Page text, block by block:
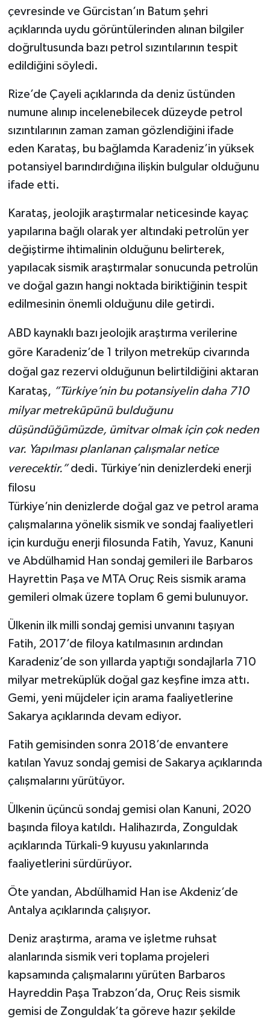
çevresinde ve Gürcistan’ın Batum şehri
açıklarında uydu görüntülerinden alınan bilgiler
doğrultusunda bazı petrol sızıntılarının tespit
edildiğini söyledi.
Rize’de Çayeli açıklarında da deniz üstünden
numune alınıp incelenebilecek düzeyde petrol
sızıntılarının zaman zaman gözlendiğini ifade
eden Karataş, bu bağlamda Karadeniz’in yüksek
potansiyel barındırdığına ilişkin bulgular olduğunu
ifade etti.
Karataş, jeolojik araştırmalar neticesinde kayaç
yapılarına bağlı olarak yer altındaki petrolün yer
değiştirme ihtimalinin olduğunu belirterek,
yapılacak sismik araştırmalar sonucunda petrolün
ve doğal gazın hangi noktada biriktiğinin tespit
edilmesinin önemli olduğunu dile getirdi.
ABD kaynaklı bazı jeolojik araştırma verilerine
göre Karadeniz’de 1 trilyon metreküp civarında
doğal gaz rezervi olduğunun belirtildiğini aktaran
Karataş, “Türkiye’nin bu potansiyelin daha 710
milyar metreküpünü bulduğunu
düşündüğümüzde, ümitvar olmak için çok neden
var. Yapılması planlanan çalışmalar netice
verecektir.”dedi. Türkiye’nin denizlerdeki enerji
filosu
Türkiye’nin denizlerde doğal gaz ve petrol arama
çalışmalarına yönelik sismik ve sondaj faaliyetleri
için kurduğu enerji filosunda Fatih, Yavuz, Kanuni
ve Abdülhamid Han sondaj gemileri ile Barbaros
Hayrettin Paşa ve MTA Oruç Reis sismik arama
gemileri olmak üzere toplam 6 gemi bulunuyor.
Ülkenin ilk milli sondaj gemisi unvanını taşıyan
Fatih, 2017’de filoya katılmasının ardından
Karadeniz’de son yıllarda yaptığı sondajlarla 710
milyar metreküplük doğal gaz keşfine imza attı.
Gemi, yeni müjdeler için arama faaliyetlerine
Sakarya açıklarında devam ediyor.
Fatih gemisinden sonra 2018’de envantere
katılan Yavuz sondaj gemisi de Sakarya açıklarında
çalışmalarını yürütüyor.
Ülkenin üçüncü sondaj gemisi olan Kanuni, 2020
başında filoya katıldı. Halihazırda, Zonguldak
açıklarında Türkali-9 kuyusu yakınlarında
faaliyetlerini sürdürüyor.
Öte yandan, Abdülhamid Han ise Akdeniz’de
Antalya açıklarında çalışıyor.
Deniz araştırma, arama ve işletme ruhsat
alanlarında sismik veri toplama projeleri
kapsamında çalışmalarını yürüten Barbaros
Hayreddin Paşa Trabzon’da, Oruç Reis sismik
gemisi de Zonguldak’ta göreve hazır şekilde